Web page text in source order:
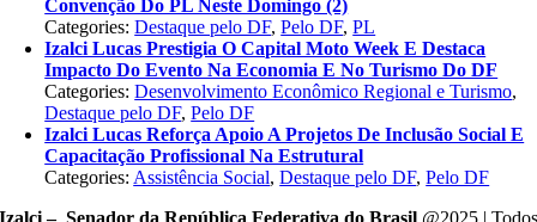
Convenção Do PL Neste Domingo (2)
Categories:Destaque pelo DF,Pelo DF,PL
Izalci Lucas Prestigia O Capital Moto Week E Destaca
Impacto Do Evento Na Economia E No Turismo Do DF
Categories:Desenvolvimento Econômico Regional e Turismo,
Destaque pelo DF,Pelo DF
Izalci Lucas Reforça Apoio A Projetos De Inclusão Social E
Capacitação Profissional Na Estrutural
Categories: Assistência Social,Destaque pelo DF,Pelo DF
Izalci – Senador da República Federativa do Brasil @2025 | Todos